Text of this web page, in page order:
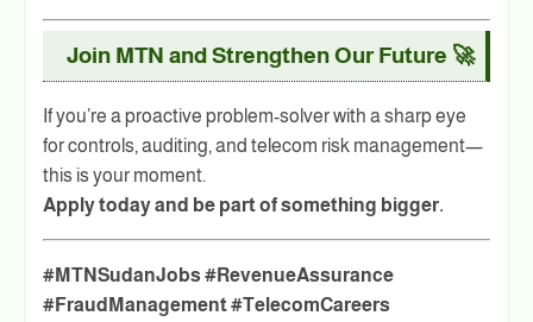
🚀 Join MTN and Strengthen Our Future
If you’re a proactive problem-solver with a sharp eye
for controls, auditing, and telecom risk management—
this is your moment.
Apply today and be part of something bigger.
#MTNSudanJobs #RevenueAssurance
#FraudManagement #TelecomCareers